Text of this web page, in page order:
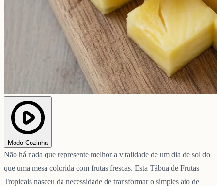
Modo Cozinha
Não há nada que represente melhor a vitalidade de um dia de sol do
que uma mesa colorida com frutas frescas. Esta Tábua de Frutas
Tropicais nasceu da necessidade de transformar o simples ato de